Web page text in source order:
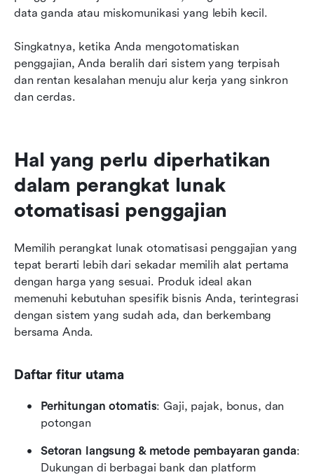
data ganda atau miskomunikasi yang lebih kecil.
Singkatnya, ketika Anda mengotomatiskan
penggajian, Anda beralih dari sistem yang terpisah
dan rentan kesalahan menuju alur kerja yang sinkron
dan cerdas.
Hal yang perlu diperhatikan
dalam perangkat lunak
otomatisasi penggajian
Memilih perangkat lunak otomatisasi penggajian yang
tepat berarti lebih dari sekadar memilih alat pertama
dengan harga yang sesuai. Produk ideal akan
memenuhi kebutuhan spesifik bisnis Anda, terintegrasi
dengan sistem yang sudah ada, dan berkembang
bersama Anda.
Daftar fitur utama
Perhitungan otomatis: Gaji, pajak, bonus, dan
potongan
Setoran langsung & metode pembayaran ganda:
Dukungan di berbagai bank dan platform